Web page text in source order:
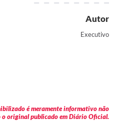
Autor
Executivo
é meramente informativo não
original publicado em Diário Oficial.